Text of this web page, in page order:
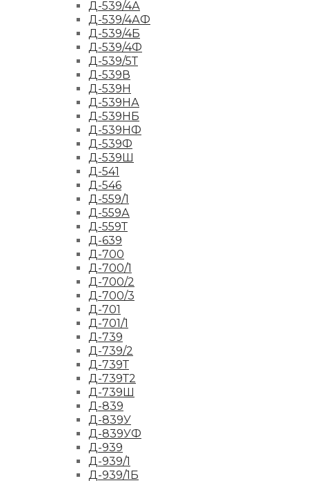
Д-539/4А
Д-539/4АФ
Д-539/4Б
Д-539/4Ф
Д-539/5Т
Д-539В
Д-539Н
Д-539НА
Д-539НБ
Д-539НФ
Д-539Ф
Д-539Ш
Д-541
Д-546
Д-559/1
Д-559А
Д-559Т
Д-639
Д-700
Д-700/1
Д-700/2
Д-700/3
Д-701
Д-701/1
Д-739
Д-739/2
Д-739Т
Д-739Т2
Д-739Ш
Д-839
Д-839У
Д-839УФ
Д-939
Д-939/1
Д-939/1Б